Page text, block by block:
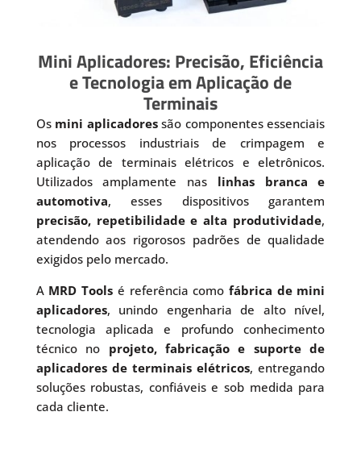
Mini Aplicadores: Precisão, Eficiência
e Tecnologia em Aplicação de
Terminais
Os mini aplicadoressão componentes essenciais
nos processos industriais de crimpagem e
aplicação de terminais elétricos e eletrônicos.
Utilizados amplamente nas linhas branca e
automotiva, esses dispositivos garantem
precisão, repetibilidade e alta produtividade,
atendendo aos rigorosos padrões de qualidade
exigidos pelo mercado.
A MRD Tools é referência como fábrica de mini
aplicadores, unindo engenharia de alto nível,
tecnologia aplicada e profundo conhecimento
técnico no projeto, fabricação e suporte de
aplicadores de terminais elétricos, entregando
soluções robustas, confiáveis e sob medida para
cada cliente.